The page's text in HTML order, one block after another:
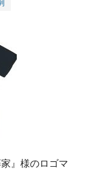
』様のロゴマ